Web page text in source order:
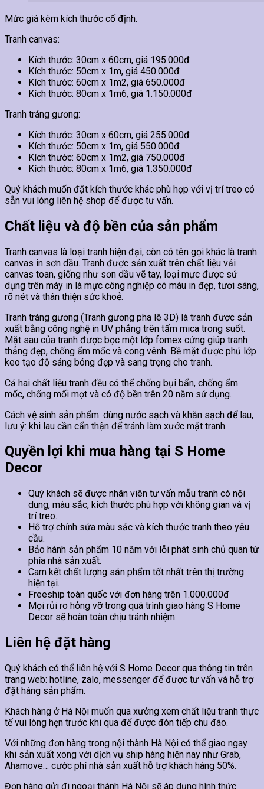
Mức giá kèm kích thước cố định.
Tranh canvas:
Kích thước: 30cm x 60cm, giá 195.000đ
Kích thước: 50cm x 1m, giá 450.000đ
Kích thước: 60cm x 1m2, giá 650.000đ
Kích thước: 80cm x 1m6, giá 1.150.000đ
Tranh tráng gương:
Kích thước: 30cm x 60cm, giá 255.000đ
Kích thước: 50cm x 1m, giá 550.000đ
Kích thước: 60cm x 1m2, giá 750.000đ
Kích thước: 80cm x 1m6, giá 1.350.000đ
Quý khách muốn đặt kích thước khác phù hợp với vị trí treo có
sẵn vui lòng liên hệ shop để được tư vấn.
Chất liệu và độ bền của sản phẩm
Tranh canvas là loại tranh hiện đại, còn có tên gọi khác là tranh
canvas in sơn dầu. Tranh được sản xuất trên chất liệu vải
canvas toan, giống như sơn dầu vẽ tay, loại mực được sử
dụng trên máy in là mực công nghiệp có màu in đẹp, tươi sáng,
rõ nét và thân thiện sức khoẻ.
Tranh tráng gương (Tranh gương pha lê 3D) là tranh được sản
xuất bằng công nghệ in UV phẳng trên tấm mica trong suốt.
Mặt sau của tranh được bọc một lớp fomex cứng giúp tranh
thẳng đẹp, chống ẩm mốc và cong vênh. Bề mặt được phủ lớp
keo tạo độ sáng bóng đẹp và sang trọng cho tranh.
Cả hai chất liệu tranh đều có thể chống bụi bẩn, chống ẩm
mốc, chống mối mọt và có độ bền trên 20 năm sử dụng.
Cách vệ sinh sản phẩm: dùng nước sạch và khăn sạch để lau,
lưu ý: khi lau cần cẩn thận để tránh làm xước mặt tranh.
Quyền lợi khi mua hàng tại S Home
Decor
Quý khách sẽ được nhân viên tư vấn mẫu tranh có nội
dung, màu sắc, kích thước phù hợp với không gian và vị
trí treo.
Hỗ trợ chỉnh sửa màu sắc và kích thước tranh theo yêu
cầu.
Bảo hành sản phẩm 10 năm với lỗi phát sinh chủ quan từ
phía nhà sản xuất.
Cam kết chất lượng sản phẩm tốt nhất trên thị trường
hiện tại.
Freeship toàn quốc với đơn hàng trên 1.000.000đ
Mọi rủi ro hỏng vỡ trong quá trình giao hàng S Home
Decor sẽ hoàn toàn chịu tránh nhiệm.
Liên hệ đặt hàng
Quý khách có thể liên hệ với S Home Decor qua thông tin trên
trang web: hotline, zalo, messenger để được tư vấn và hỗ trợ
đặt hàng sản phẩm.
Khách hàng ở Hà Nội muốn qua xưởng xem chất liệu tranh thực
tế vui lòng hẹn trước khi qua để được đón tiếp chu đáo.
Với những đơn hàng trong nội thành Hà Nội có thể giao ngay
khi sản xuất xong với dịch vụ ship hàng hiện nay như Grab,
Ahamove… cước phí nhà sản xuất hỗ trợ khách hàng 50%.
Đơn hàng gửi đi ngoại thành Hà Nội sẽ áp dụng hình thức